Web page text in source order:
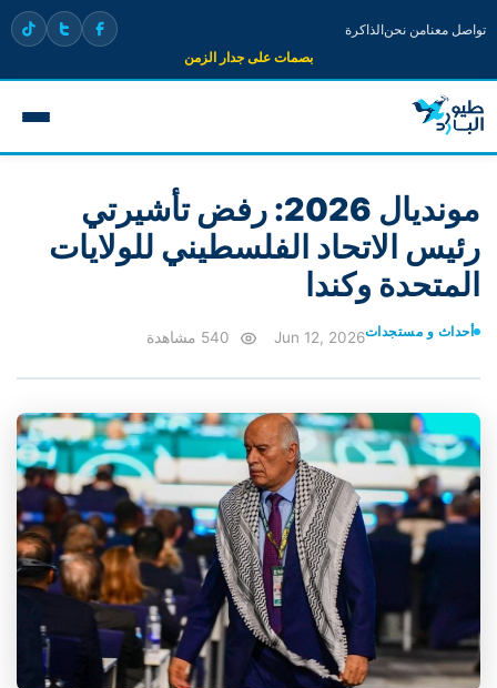
تواصل معنامن نحنالذاكرة
بصمات على جدار الزمن
مونديال 2026: رفض تأشيرتي
رئيس الاتحاد الفلسطيني للولايات
المتحدة وكندا
أحداث و مستجداتJun 12, 2026